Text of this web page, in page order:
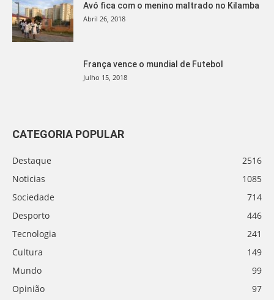
Avó fica com o menino maltrado no Kilamba
Abril 26, 2018
França vence o mundial de Futebol
Julho 15, 2018
CATEGORIA POPULAR
Destaque
2516
Noticias
1085
Sociedade
714
Desporto
446
Tecnologia
241
Cultura
149
Mundo
99
Opinião
97